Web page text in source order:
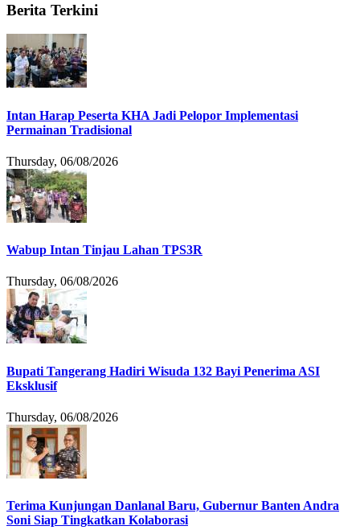
Berita Terkini
Intan Harap Peserta KHA Jadi Pelopor Implementasi
Permainan Tradisional
Thursday, 06/08/2026
Wabup Intan Tinjau Lahan TPS3R
Thursday, 06/08/2026
Bupati Tangerang Hadiri Wisuda 132 Bayi Penerima ASI
Eksklusif
Thursday, 06/08/2026
Terima Kunjungan Danlanal Baru, Gubernur Banten Andra
Soni Siap Tingkatkan Kolaborasi